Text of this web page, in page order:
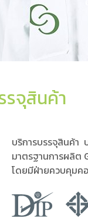
รจุสินค้า
บริการบรรจุสินค้า
มาตรฐานการผลิต
โดยมีฝ่ายควบคุมค